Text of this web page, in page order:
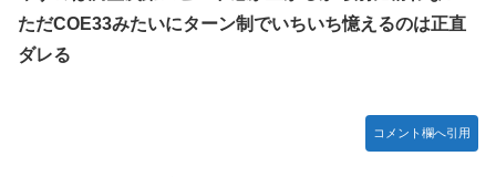
ただCOE33みたいにターン制でいちいち憶えるのは正直
ダレる
コメント欄へ引用